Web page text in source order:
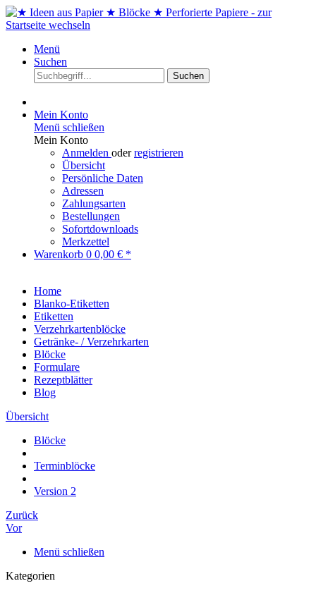
Menü
Suchen
Suchen
Mein Konto
Menü schließen
Mein Konto
Anmelden oderregistrieren
Übersicht
Persönliche Daten
Adressen
Zahlungsarten
Bestellungen
Sofortdownloads
Merkzettel
Warenkorb 0 0,00 € *
Home
Blanko-Etiketten
Etiketten
Verzehrkartenblöcke
Getränke- / Verzehrkarten
Blöcke
Formulare
Rezeptblätter
Blog
Übersicht
Blöcke
Terminblöcke
Version 2
Zurück
Vor
Menü schließen
Kategorien